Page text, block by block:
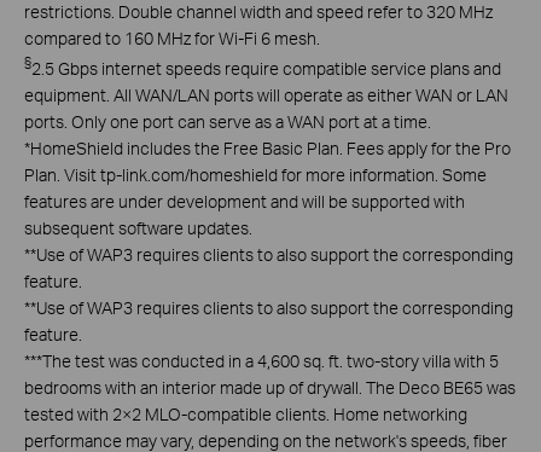
restrictions. Double channel width and speed refer to 320 MHz
compared to 160 MHz for Wi-Fi 6 mesh.
§2.5 Gbps internet speeds require compatible service plans and
equipment. All WAN/LAN ports will operate as either WAN or LAN
ports. Only one port can serve as a WAN port at a time.
*HomeShield includes the Free Basic Plan. Fees apply for the Pro
Plan. Visit tp-link.com/homeshield for more information. Some
features are under development and will be supported with
subsequent software updates.
**Use of WAP3 requires clients to also support the corresponding
feature.
**Use of WAP3 requires clients to also support the corresponding
feature.
***The test was conducted in a 4,600 sq. ft. two-story villa with 5
bedrooms with an interior made up of drywall. The Deco BE65 was
tested with 2×2 MLO-compatible clients. Home networking
performance may vary, depending on the network's speeds, fiber